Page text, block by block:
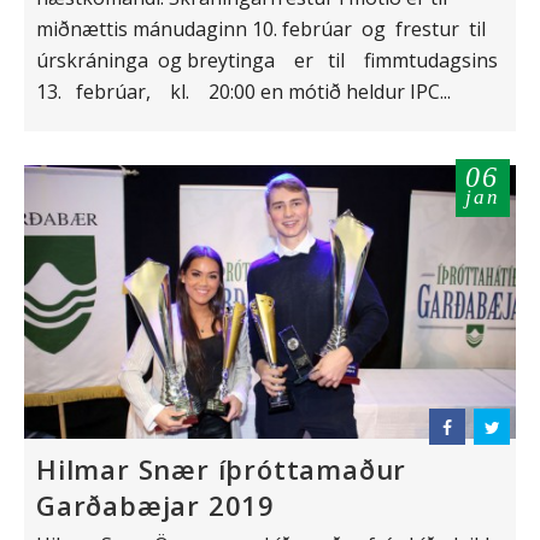
miðnættis mánudaginn 10. febrúar og frestur til
úrskráninga og breytinga er til fimmtudagsins
13. febrúar, kl. 20:00 en mótið heldur IPC...
06
jan
Hilmar Snær íþróttamaður
Garðabæjar 2019